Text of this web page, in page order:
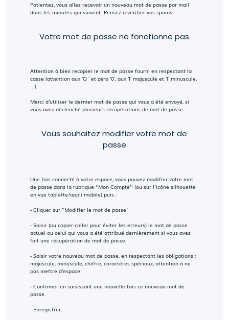
Patientez, vous allez recevoir un nouveau mot de passe par mail
dans les minutes qui suivent. Pensez à vérifier vos spams.
Votre mot de passe ne fonctionne pas
Attention à bien recopier le mot de passe fourni en respectant la
casse (attention aux 'O ' et zéro '0', aux 'I' majuscule et 'l' minuscule,
...).
Merci d'utiliser le dernier mot de passe qui vous a été envoyé, si
vous avez déclenché plusieurs récupérations de mot de passe.
Vous souhaitez modifier votre mot de
passe
Une fois connecté à votre espace, vous pouvez modifier votre mot
de passe dans la rubrique ‘'Mon Compte’’ (ou sur l’icône silhouette
en vue tablette/appli mobile) puis :
- Cliquer sur "Modifier le mot de passe"
- Saisir (ou copier-coller pour éviter les erreurs) le mot de passe
actuel ou celui qui vous a été attribué dernièrement si vous avez
fait une récupération de mot de passe.
- Saisir votre nouveau mot de passe, en respectant les obligations :
majuscule, minuscule, chiffre, caractères spéciaux, attention à ne
pas mettre d'espace.
- Confirmer en saisissant une nouvelle fois ce nouveau mot de
passe.
- Enregistrer.